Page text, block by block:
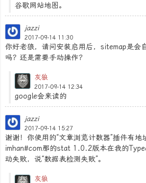
谷歌网站地图。
jazzi
2017-09-14 11:30
你好老狼，请问安装启用后，sitemap是会
吗？还是需要手动操作？
灰狼
2017-09-14 12:34
google会来读的
jazzi
2017-09-14 15:27
谢谢！你使用的“文章浏览计数器”插件有地
imhan#com那的stat 1.0.2版本在我的
动失败，说“数据表检测失败”。
灰狼